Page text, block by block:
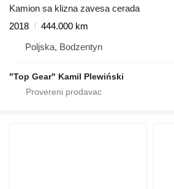
Kamion sa klizna zavesa cerada
2018
444.000 km
Poljska, Bodzentyn
"Top Gear" Kamil Plewiński